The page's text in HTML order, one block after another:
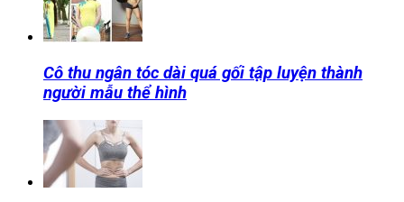
Cô thu ngân tóc dài quá gối tập luyện thành
người mẫu thể hình